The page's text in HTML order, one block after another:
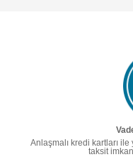
Anlaşmalı kredi kartları ile
taksit